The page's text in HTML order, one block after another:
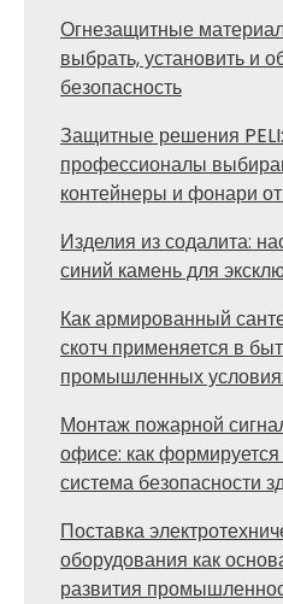
Огнезащитные
выбрать, установить и
безопасность
Защитные решения
профессионалы
контейнеры и фонари
Изделия из содалита:
синий камень для
Как армированный
скотч применяется в
промышленных
Монтаж пожарной
офисе: как
система безопасности
Поставка
оборудования как
развития